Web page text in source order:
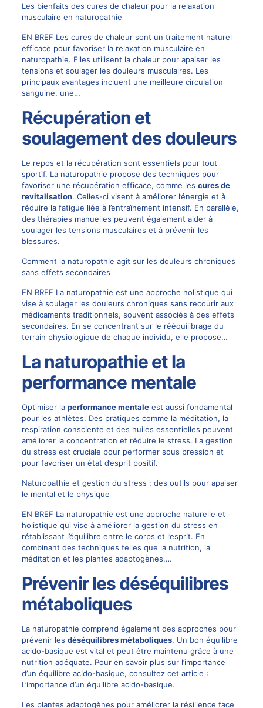
Les bienfaits des cures de chaleur pour la relaxation
musculaire en naturopathie
EN BREF Les cures de chaleur sont un traitement naturel
efficace pour favoriser la relaxation musculaire en
naturopathie. Elles utilisent la chaleur pour apaiser les
tensions et soulager les douleurs musculaires. Les
principaux avantages incluent une meilleure circulation
sanguine, une…
Récupération et
soulagement des douleurs
Le repos et la récupération sont essentiels pour tout
sportif. La naturopathie propose des techniques pour
favoriser une récupération efficace, comme les cures de
revitalisation. Celles-ci visent à améliorer l’énergie et à
réduire la fatigue liée à l’entraînement intensif. En parallèle,
des thérapies manuelles peuvent également aider à
soulager les tensions musculaires et à prévenir les
blessures.
Comment la naturopathie agit sur les douleurs chroniques
sans effets secondaires
EN BREF La naturopathie est une approche holistique qui
vise à soulager les douleurs chroniques sans recourir aux
médicaments traditionnels, souvent associés à des effets
secondaires. En se concentrant sur le rééquilibrage du
terrain physiologique de chaque individu, elle propose…
La naturopathie et la
performance mentale
Optimiser la performance mentaleest aussi fondamental
pour les athlètes. Des pratiques comme la méditation, la
respiration consciente et des huiles essentielles peuvent
améliorer la concentration et réduire le stress. La gestion
du stress est cruciale pour performer sous pression et
pour favoriser un état d’esprit positif.
Naturopathie et gestion du stress : des outils pour apaiser
le mental et le physique
EN BREF La naturopathie est une approche naturelle et
holistique qui vise à améliorer la gestion du stress en
rétablissant l’équilibre entre le corps et l’esprit. En
combinant des techniques telles que la nutrition, la
méditation et les plantes adaptogènes,…
Prévenir les déséquilibres
métaboliques
La naturopathie comprend également des approches pour
prévenir les déséquilibres métaboliques. Un bon équilibre
acido-basique est vital et peut être maintenu grâce à une
nutrition adéquate. Pour en savoir plus sur l’importance
d’un équilibre acido-basique, consultez cet article :
L’importance d’un équilibre acido-basique.
Les plantes adaptogènes pour améliorer la résilience face